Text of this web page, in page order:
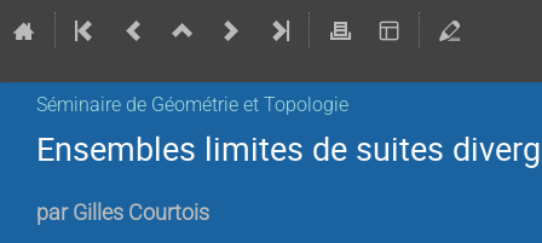
Séminaire de Géométrie et Topologie
Ensembles limites de suites
par Gilles Courtois